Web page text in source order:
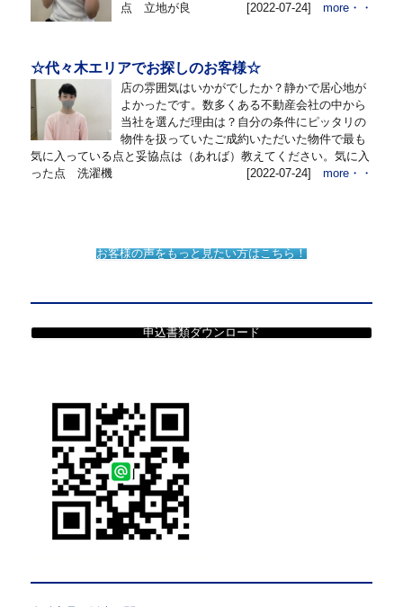
点 立地が良
[2022-07-24] more・・
☆代々木エリアでお探しのお客様☆
店の雰囲気はいかがでしたか？静かで居心地が
よかったです。数多くある不動産会社の中から
当社を選んだ理由は？自分の条件にピッタリの
物件を扱っていたご成約いただいた物件で最も
気に入っている点と妥協点は（あれば）教えてください。気に入
った点 洗濯機
[2022-07-24] more・・
お客様の声をもっと見たい方はこちら！
申込書類ダウンロード